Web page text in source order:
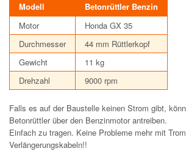
Modell
Betonrüttler Benzin
Motor
Honda GX 35
Durchmesser
44 mm Rüttlerkopf
Gewicht
11 kg
Drehzahl
9000 rpm
Falls es auf der Baustelle keinen Strom gibt,
Betonrüttler über den Benzinmotor antreiben.
Einfach zu tragen. Keine Probleme mehr mit
Verlängerungskabeln!!